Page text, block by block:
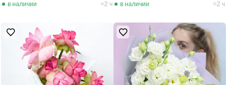
в наличии 2 ч в наличии 2 ч